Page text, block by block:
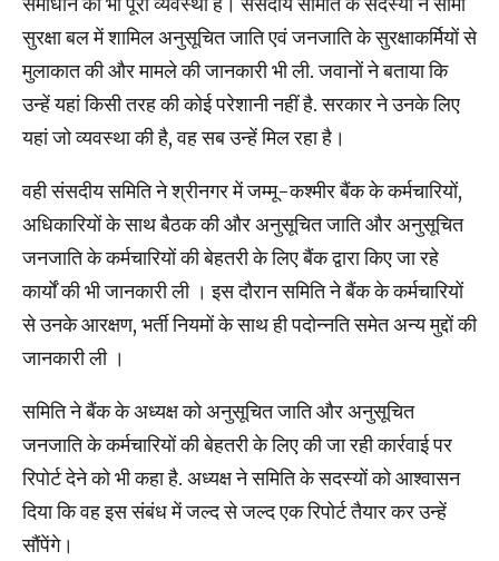
सुरक्षा बल में शामिल अनुसूचित जाति एवं जनजाति के सुरक्षाकर्मियों से
मुलाकात की और मामले की जानकारी भी ली. जवानों ने बताया कि
उन्हें यहां किसी तरह की कोई परेशानी नहीं है. सरकार ने उनके लिए
यहां जो व्यवस्था की है, वह सब उन्हें मिल रहा है।
वही संसदीय समिति ने श्रीनगर में जम्मू-कश्मीर बैंक के कर्मचारियों,
अधिकारियों के साथ बैठक की और अनुसूचित जाति और अनुसूचित
जनजाति के कर्मचारियों की बेहतरी के लिए बैंक द्वारा किए जा रहे
कार्यों की भी जानकारी ली । इस दौरान समिति ने बैंक के कर्मचारियों
से उनके आरक्षण, भर्ती नियमों के साथ ही पदोन्नति समेत अन्य मुद्दों की
जानकारी ली ।
समिति ने बैंक के अध्यक्ष को अनुसूचित जाति और अनुसूचित
जनजाति के कर्मचारियों की बेहतरी के लिए की जा रही कार्रवाई पर
रिपोर्ट देने को भी कहा है. अध्यक्ष ने समिति के सदस्यों को आश्वासन
दिया कि वह इस संबंध में जल्द से जल्द एक रिपोर्ट तैयार कर उन्हें
सौंपेंगे।